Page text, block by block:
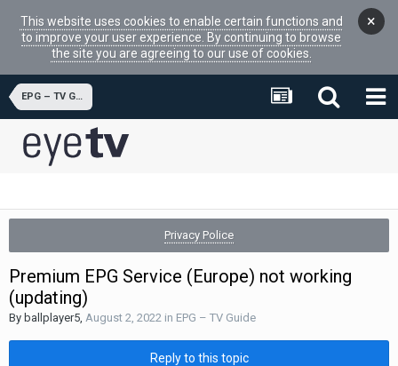
This website uses cookies to enable certain functions and
to improve your user experience. By continuing to browse
the site you are agreeing to our use of cookies.
×
EPG – TV Guide
Privacy Police
Premium EPG Service (Europe) not working
(updating)
By ballplayer5, August 2, 2022 in EPG – TV Guide
Reply to this topic